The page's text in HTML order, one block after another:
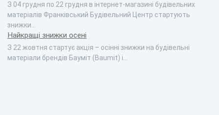
З 04 грудня по 22 грудня в інтернет-магазині будівельних
матеріалів Франківський Будівельний Центр стартують
знижки…
Найкращі знижки осені
З 22 жовтня стартує акція – осінні знижки на будівельні
матеріали брендів Бауміт (Baumit) і…